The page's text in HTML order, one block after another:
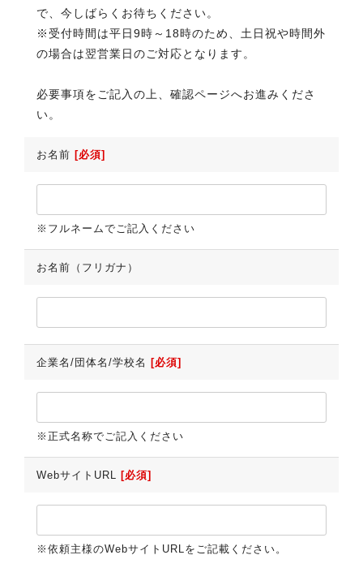
で、今しばらくお待ちください。
※受付時間は平日9時～18時のため、土日祝や時間外
の場合は翌営業日のご対応となります。
必要事項をご記入の上、確認ページへお進みくださ
い。
お名前 [必須]
※フルネームでご記入ください
お名前（フリガナ）
企業名/団体名/学校名 [必須]
※正式名称でご記入ください
WebサイトURL [必須]
※依頼主様のWebサイトURLをご記載ください。